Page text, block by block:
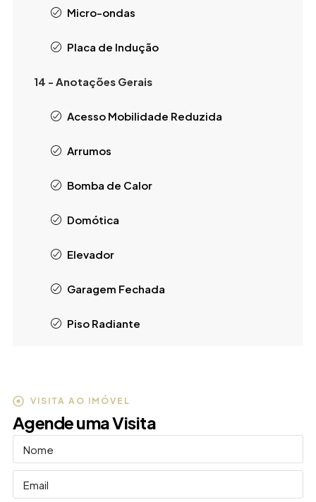
Micro-ondas
Placa de Indução
14 - Anotações Gerais
Acesso Mobilidade Reduzida
Arrumos
Bomba de Calor
Domótica
Elevador
Garagem Fechada
Piso Radiante
VISITA AO IMÓVEL
Agende uma Visita